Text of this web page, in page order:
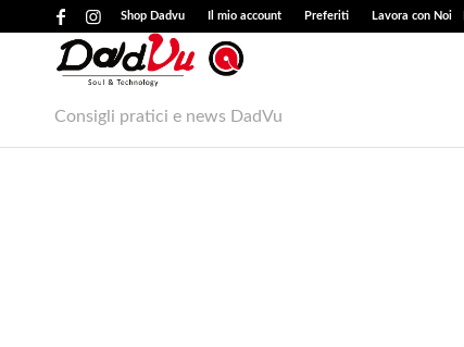
Shop Dadvu Il mio account Preferiti Lavora con Noi
Consigli pratici e news DadVu